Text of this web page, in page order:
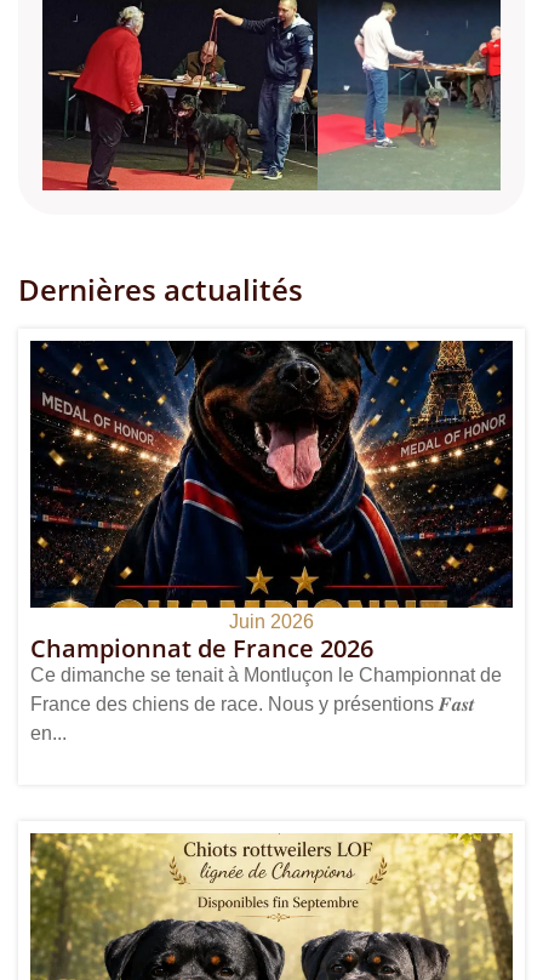
Dernières actualités
Juin 2026
Championnat de France 2026
Ce dimanche se tenait à Montluçon le Championnat de
France des chiens de race. Nous y présentions 𝑭𝒂𝒔𝒕
en...